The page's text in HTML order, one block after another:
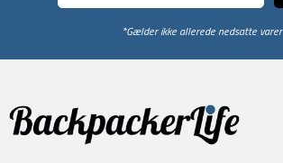
*Gælder ikke allerede nedsatte varer